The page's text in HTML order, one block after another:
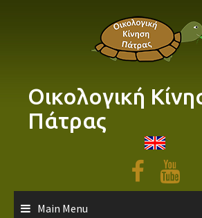
Οικολογική
Πάτρας
Main Menu